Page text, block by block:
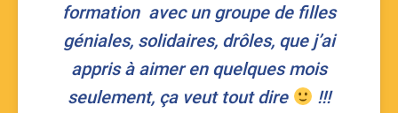
formation avec un groupe de filles
géniales, solidaires, drôles, que j’ai
appris à aimer en quelques mois
seulement, ça veut tout dire
!!!